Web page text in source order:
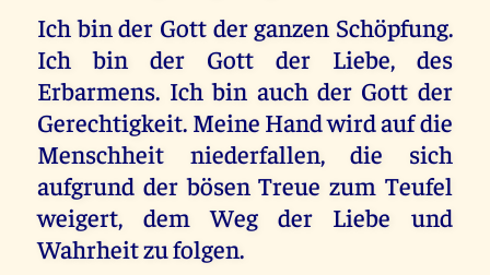
Ich bin der Gott der ganzen Schöpfung.
Ich bin der Gott der Liebe, des
Erbarmens. Ich bin auch der Gott der
Gerechtigkeit. Meine Hand wird auf die
Menschheit niederfallen, die sich
aufgrund der bösen Treue zum Teufel
weigert, dem Weg der Liebe und
Wahrheit zu folgen.